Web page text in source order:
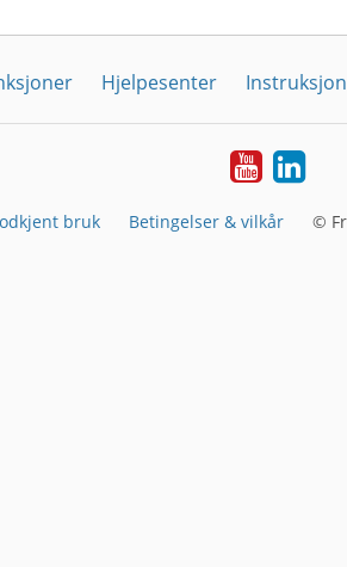
Hjelpesenter
YouTube
bruk Betingelser & vilkår ©